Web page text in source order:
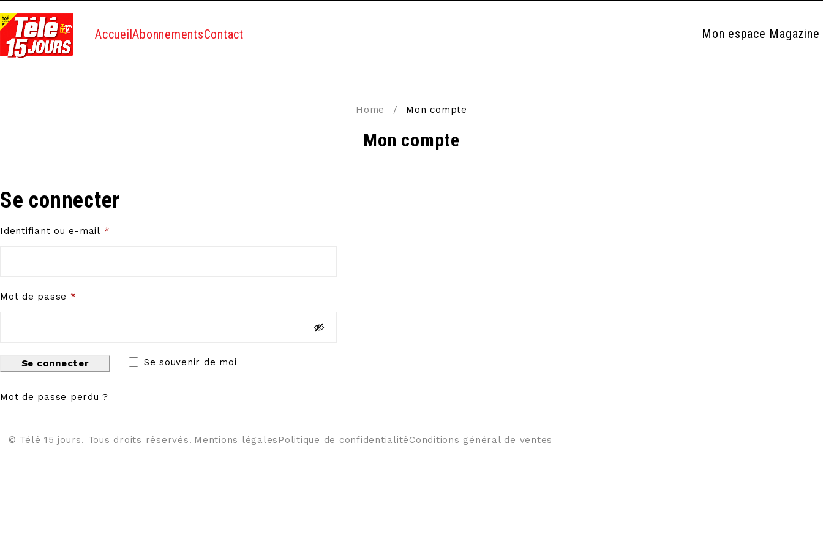
AccueilAbonnementsContact
Mon compte
Home / Mon compte
Se connecter
Identifiant ou e-mail *
Mot de passe *
Se souvenir de moi
Se connecter
Mot de passe perdu ?
© Télé 15 jours. Tous droits réservés. Mentions légales Politique de confidentialitéConditions général de ventes